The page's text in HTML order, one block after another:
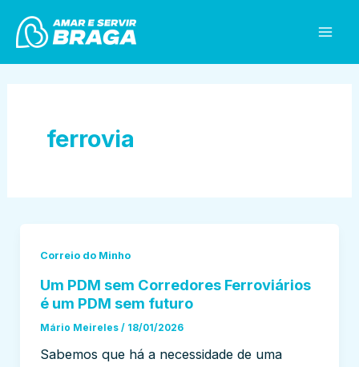
content
ferrovia
Correio do Minho
Um PDM sem Corredores Ferroviários
é um PDM sem futuro
Mário Meireles / 18/01/2026
Sabemos que há a necessidade de uma